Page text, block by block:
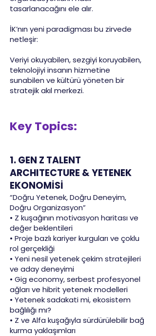
tasarlanacağını ele alır.
İK’nın yeni paradigması bu zirvede
netleşir:
Veriyi okuyabilen, sezgiyi koruyabilen,
teknolojiyi insanın hizmetine
sunabilen ve kültürü yöneten bir
stratejik akıl merkezi.
Key Topics:
1. GEN Z TALENT
ARCHITECTURE & YETENEK
EKONOMİSİ
“Doğru Yetenek, Doğru Deneyim,
Doğru Organizasyon”
• Z kuşağının motivasyon haritası ve
değer beklentileri
• Proje bazlı kariyer kurguları ve çoklu
rol gerçekliği
• Yeni nesil yetenek çekim stratejileri
ve aday deneyimi
• Gig economy, serbest profesyonel
ağları ve hibrit yetenek modelleri
• Yetenek sadakati mi, ekosistem
bağlılığı mı?
• Z ve Alfa kuşağıyla sürdürülebilir bağ
kurma yaklaşımları